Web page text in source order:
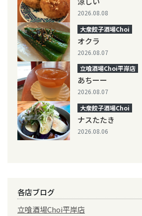
2026.08.08
大衆餃子酒場Choi
オクラ
2026.08.07
立喰酒場Choi平岸店
あちーー
2026.08.07
大衆餃子酒場Choi
ナスたたき
2026.08.06
各店ブログ
立喰酒場Choi平岸店